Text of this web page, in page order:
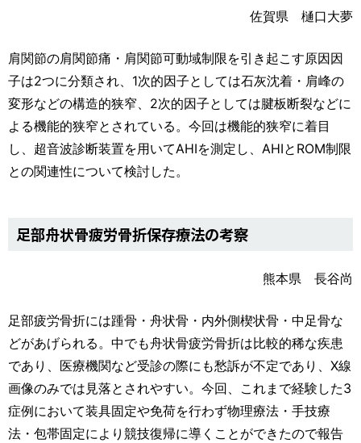
佐賀県 樋口大夢
肩関節の肩関節痛・肩関節可動域制限を引き起こす原因因
子は2つに分類され、1次的因子としては石灰沈着・肩峰の
変形などの構造的狭窄、2次的因子としては腱板断裂などに
よる機能的狭窄とされている。今回は機能的狭窄に着目
し、超音波診断装置を用いてAHIを測定し、AHIとROM制限
との関連性について検討した。
足部舟状骨疲労骨折保存療法の考察
熊本県 長谷尚
足部疲労骨折には踵骨・舟状骨・内外側楔状骨・中足骨な
どがあげられる。中でも舟状骨疲労骨折は比較的稀な疾患
であり、医療機関など受診の際にも愁訴が不定であり、X線
画像のみでは見落とされやすい。今回、これまで経験した3
症例において装具固定や免荷を行わず物理療法・手技療
法・包帯固定により競技復帰に導くことができたので報告